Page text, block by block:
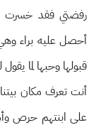
رفضتي فقد خسرت
أحصل عليه براء
قبولها وحبها لما
أنت تعرف مكان
على ابنتهم حرص